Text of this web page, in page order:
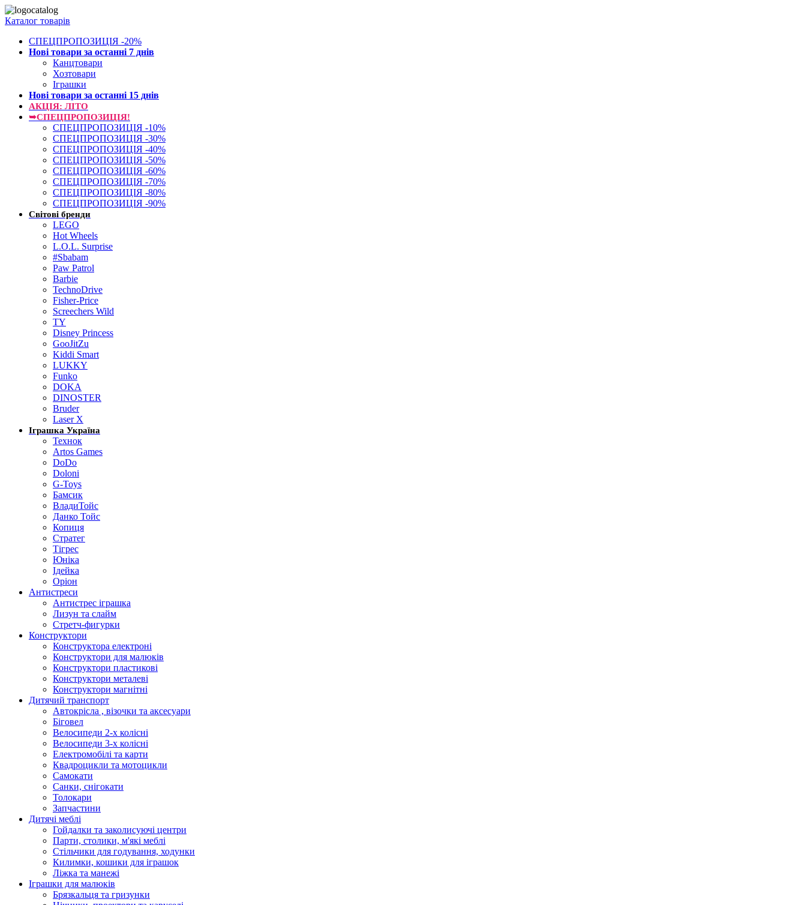
Каталог товарів
СПЕЦПРОПОЗИЦІЯ -20%
Нові товари за останнi 7 днiв
Канцтовари
Хозтовари
Іграшки
Нові товари за останнi 15 днiв
АКЦІЯ: ЛІТО
➥СПЕЦПРОПОЗИЦІЯ!
СПЕЦПРОПОЗИЦІЯ -10%
СПЕЦПРОПОЗИЦІЯ -30%
СПЕЦПРОПОЗИЦІЯ -40%
СПЕЦПРОПОЗИЦІЯ -50%
СПЕЦПРОПОЗИЦІЯ -60%
СПЕЦПРОПОЗИЦІЯ -70%
СПЕЦПРОПОЗИЦІЯ -80%
СПЕЦПРОПОЗИЦІЯ -90%
Світові бренди
LEGO
Hot Wheels
L.O.L. Surprise
#Sbabam
Paw Patrol
Barbie
TechnoDrive
Fisher-Price
Screechers Wild
TY
Disney Princess
GooJitZu
Kiddi Smart
LUKKY
Funko
DOKA
DINOSTER
Bruder
Laser X
Іграшка Україна
Технок
Artos Games
DoDo
Doloni
G-Toys
Бамсик
ВладиТойс
Данко Тойс
Копиця
Стратег
Тігрес
Юніка
Ідейка
Оріон
Антистреси
Антистрес іграшка
Лизун та слайм
Стретч-фигурки
Конструктори
Конструктора електроні
Конструктори для малюків
Конструктори пластикові
Конструктори металеві
Конструктори магнітні
Дитячий транспорт
Автокрісла , візочки та аксесуари
Біговел
Велосипеди 2-х колісні
Велосипеди 3-х колісні
Електромобілі та карти
Квадроцикли та мотоцикли
Самокати
Санки, снігокати
Толокари
Запчастини
Дитячі меблі
Гойдалки та заколисуючі центри
Парти, столики, м'які меблі
Стільчики для годування, ходунки
Килимки, кошики для іграшок
Ліжка та манежі
Іграшки для малюків
Брязкальця та гризунки